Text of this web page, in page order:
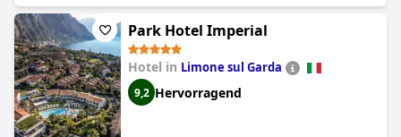
Châteauxein wunderschönes und einzigartiges Hotel, das ein
luxuriöses und hervorragendes Erlebnis bietet, das die Gäste
sehr empfehlen.
Park Hotel Imperial
Hotel in Limone sul Garda
9,2 Hervorragend